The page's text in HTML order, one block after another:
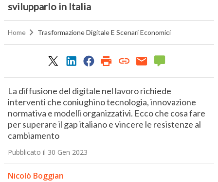
svilupparlo in Italia
Home Trasformazione Digitale E Scenari Economici
La diffusione del digitale nel lavoro richiede
interventi che coniughino tecnologia, innovazione
normativa e modelli organizzativi. Ecco che cosa fare
per superare il gap italiano e vincere le resistenze al
cambiamento
Pubblicato il 30 Gen 2023
Nicolò Boggian